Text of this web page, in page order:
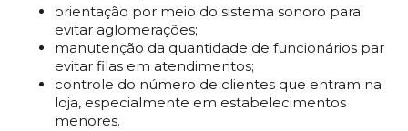
orientação por meio do sistema sonoro para
evitar aglomerações;
manutenção da quantidade de funcionários par
evitar filas em atendimentos;
controle do número de clientes que entram na
loja, especialmente em estabelecimentos
menores.